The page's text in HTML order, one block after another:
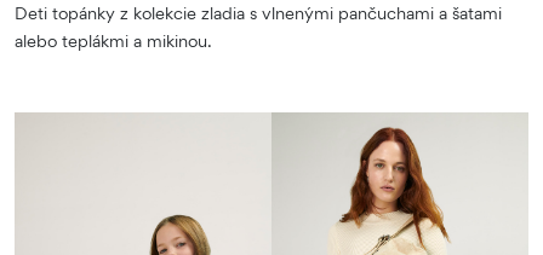
Deti topánky z kolekcie zladia s vlnenými pančuchami a šatami
alebo teplákmi a mikinou.